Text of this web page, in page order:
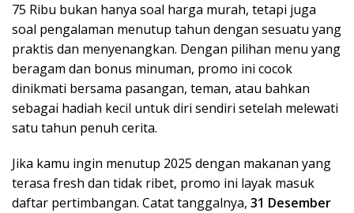
75 Ribu bukan hanya soal harga murah, tetapi juga
soal pengalaman menutup tahun dengan sesuatu yang
praktis dan menyenangkan. Dengan pilihan menu yang
beragam dan bonus minuman, promo ini cocok
dinikmati bersama pasangan, teman, atau bahkan
sebagai hadiah kecil untuk diri sendiri setelah melewati
satu tahun penuh cerita.
Jika kamu ingin menutup 2025 dengan makanan yang
terasa fresh dan tidak ribet, promo ini layak masuk
daftar pertimbangan. Catat tanggalnya, 31 Desember